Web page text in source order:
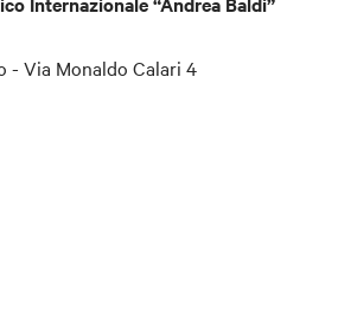
- Via Monaldo Calari 4